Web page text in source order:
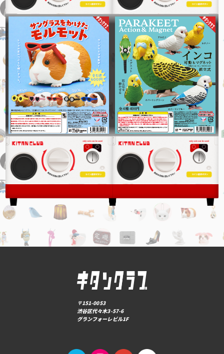
〒151-0053
渋谷区代々木3-57-6
グランフォーレビル1F